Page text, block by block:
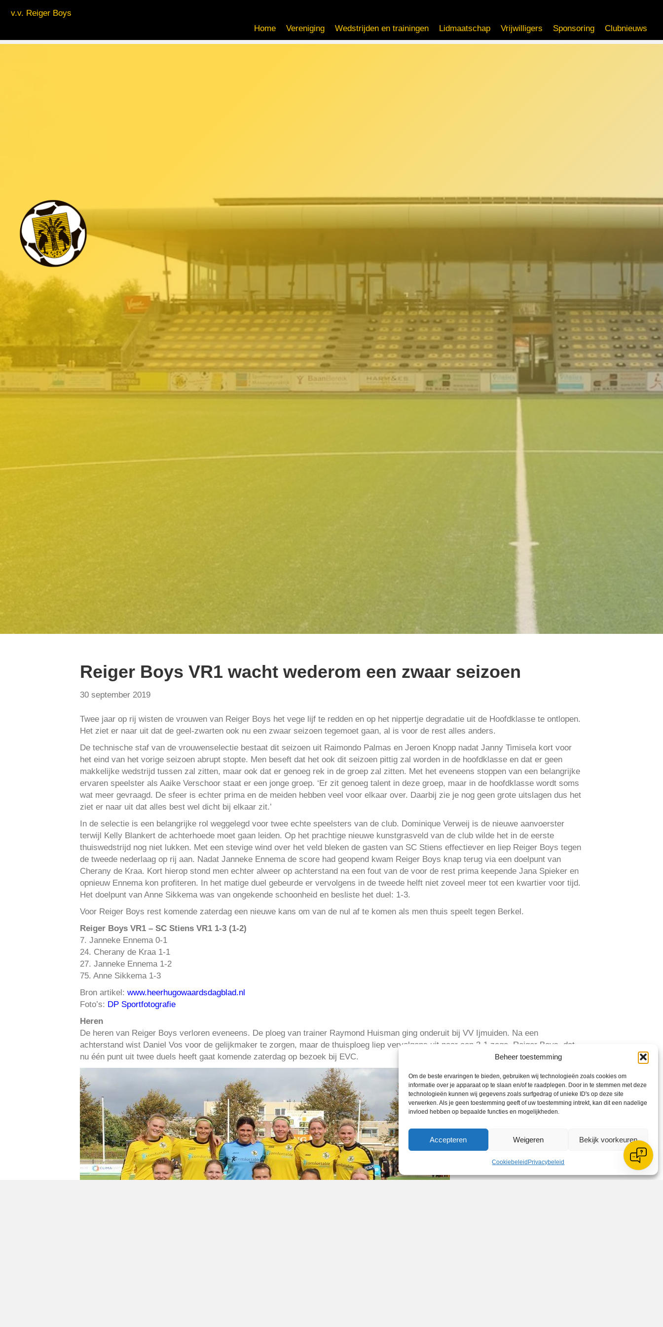
Beheer toestemming
Om de beste ervaringen te bieden, gebruiken wij technologieën zoals cookies om
informatie over je apparaat op te slaan en/of te raadplegen. Door in te stemmen met deze
technologieën kunnen wij gegevens zoals surfgedrag of unieke ID's op deze site
verwerken. Als je geen toestemming geeft of uw toestemming intrekt, kan dit een nadelige
invloed hebben op bepaalde functies en mogelijkheden.
Accepteren Weigeren Bekijk voorkeuren
Cookiebeleid Privacybeleid
v.v. Reiger Boys
Home
Vereniging Wedstrijden en trainingen Lidmaatschap Vrijwilligers Sponsoring Clubnieuws
Reiger Boys VR1 wacht wederom een zwaar seizoen
30 september 2019
Twee jaar op rij wisten de vrouwen van Reiger Boys het vege lijf te redden en op het nippertje degradatie uit de Hoofdklasse te ontlopen.
Het ziet er naar uit dat de geel-zwarten ook nu een zwaar seizoen tegemoet gaan, al is voor de rest alles anders.
De technische staf van de vrouwenselectie bestaat dit seizoen uit Raimondo Palmas en Jeroen Knopp nadat Janny Timisela kort voor
het eind van het vorige seizoen abrupt stopte. Men beseft dat het ook dit seizoen pittig zal worden in de hoofdklasse en dat er geen
makkelijke wedstrijd tussen zal zitten, maar ook dat er genoeg rek in de groep zal zitten. Met het eveneens stoppen van een belangrijke
ervaren speelster als Aaike Verschoor staat er een jonge groep. ‘Er zit genoeg talent in deze groep, maar in de hoofdklasse wordt soms
wat meer gevraagd. De sfeer is echter prima en de meiden hebben veel voor elkaar over. Daarbij zie je nog geen grote uitslagen dus het
ziet er naar uit dat alles best wel dicht bij elkaar zit.’
In de selectie is een belangrijke rol weggelegd voor twee echte speelsters van de club. Dominique Verweij is de nieuwe aanvoerster
terwijl Kelly Blankert de achterhoede moet gaan leiden. Op het prachtige nieuwe kunstgrasveld van de club wilde het in de eerste
thuiswedstrijd nog niet lukken. Met een stevige wind over het veld bleken de gasten van SC Stiens effectiever en liep Reiger Boys tegen
de tweede nederlaag op rij aan. Nadat Janneke Ennema de score had geopend kwam Reiger Boys knap terug via een doelpunt van
Cherany de Kraa. Kort hierop stond men echter alweer op achterstand na een fout van de voor de rest prima keepende Jana Spieker en
opnieuw Ennema kon profiteren. In het matige duel gebeurde er vervolgens in de tweede helft niet zoveel meer tot een kwartier voor tijd.
Het doelpunt van Anne Sikkema was van ongekende schoonheid en besliste het duel: 1-3.
Voor Reiger Boys rest komende zaterdag een nieuwe kans om van de nul af te komen als men thuis speelt tegen Berkel.
Reiger Boys VR1 – SC Stiens VR1 1-3 (1-2)
7. Janneke Ennema 0-1
24. Cherany de Kraa 1-1
27. Janneke Ennema 1-2
75. Anne Sikkema 1-3
Bron artikel: www.heerhugowaardsdagblad.nl
Foto’s: DP Sportfotografie
Heren
De heren van Reiger Boys verloren eveneens. De ploeg van trainer Raymond Huisman ging onderuit bij VV Ijmuiden. Na een
achterstand wist Daniel Vos voor de gelijkmaker te zorgen, maar de thuisploeg liep vervolgens uit naar een 3-1 zege. Reiger Boys, dat
nu één punt uit twee duels heeft gaat komende zaterdag op bezoek bij EVC.